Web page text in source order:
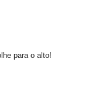
para o alto!